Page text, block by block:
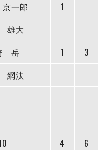
一郎
1
雄大
岳 1
3
網汰
4 6